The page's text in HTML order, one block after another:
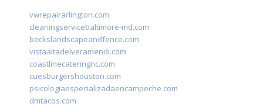
vwrepairarlington.com
cleaningservicebaltimore-md.com
beckslandscapeandfence.com
vistaaltadelveramendi.com
coastlinecateringnc.com
cuesburgershouston.com
psicologiaespecializadaencampeche.com
dmtacos.com